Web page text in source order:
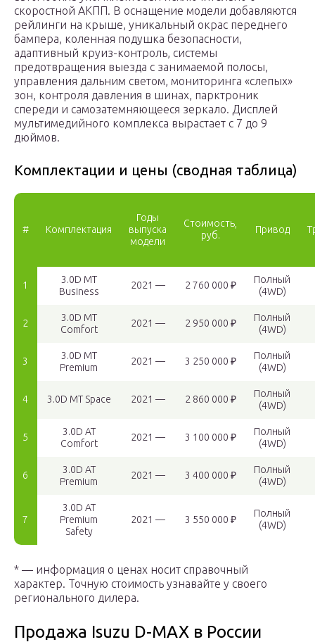
скоростной АКПП. В оснащение модели добавляются
рейлинги на крыше, уникальный окрас переднего
бампера, коленная подушка безопасности,
адаптивный круиз-контроль, системы
предотвращения выезда с занимаемой полосы,
управления дальним светом, мониторинга «слепых»
зон, контроля давления в шинах, парктроник
спереди и самозатемняющееся зеркало. Дисплей
мультимедийного комплекса вырастает с 7 до 9
дюймов.
Комплектации и цены (сводная таблица)
# Комплектация
Годы
выпуска
модели
Стоимость,
руб.
Привод
1
3.0D MT
Business
2021 — 2 760 000 ₽
Полный
(4WD)
2
3.0D MT
Comfort
2021 — 2 950 000 ₽
Полный
(4WD)
3
3.0D MT
Premium
2021 — 3 250 000 ₽
Полный
(4WD)
4 3.0D MT Space 2021 — 2 860 000 ₽
Полный
(4WD)
5
3.0D AT
Comfort
2021 — 3 100 000 ₽
Полный
(4WD)
6
3.0D AT
Premium
2021 — 3 400 000 ₽
Полный
(4WD)
7
3.0D AT
Premium
Safety
2021 — 3 550 000 ₽
Полный
(4WD)
* — информация о ценах носит справочный
характер. Точную стоимость узнавайте у своего
регионального дилера.
Продажа Isuzu D-MAX в России